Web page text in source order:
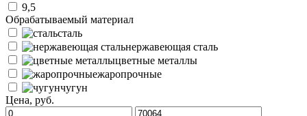
9,5
Обрабатываемый материал
сталь
нержавеющая сталь
цветные металлы
жаропрочные
чугун
Цена, руб.